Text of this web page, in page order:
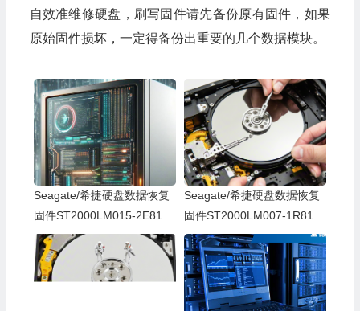
自效准维修硬盘，刷写固件请先备份原有固件，如果
原始固件损坏，一定得备份出重要的几个数据模块。
Seagate/希捷硬盘数据恢复
固件ST2000LM015-2E8174
-SDM1-ZDZ0XXN5-PC3000
全套
Seagate/希捷硬盘数据恢复
固件ST2000LM007-1R8174
-SBK2-ZDZ0FQLR-PC3000
全套